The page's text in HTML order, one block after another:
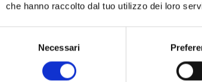
che hanno raccolto dal tuo utilizzo dei loro
Necessari